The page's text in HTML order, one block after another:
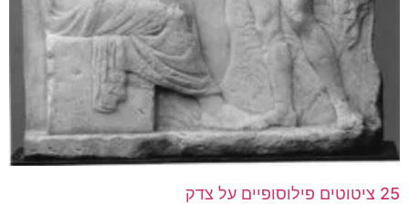
25 ציטוטים פילוסופיים על צדק